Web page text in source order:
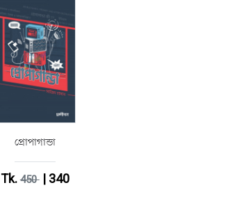
প্রোপাগান্ডা
Tk.450| 340